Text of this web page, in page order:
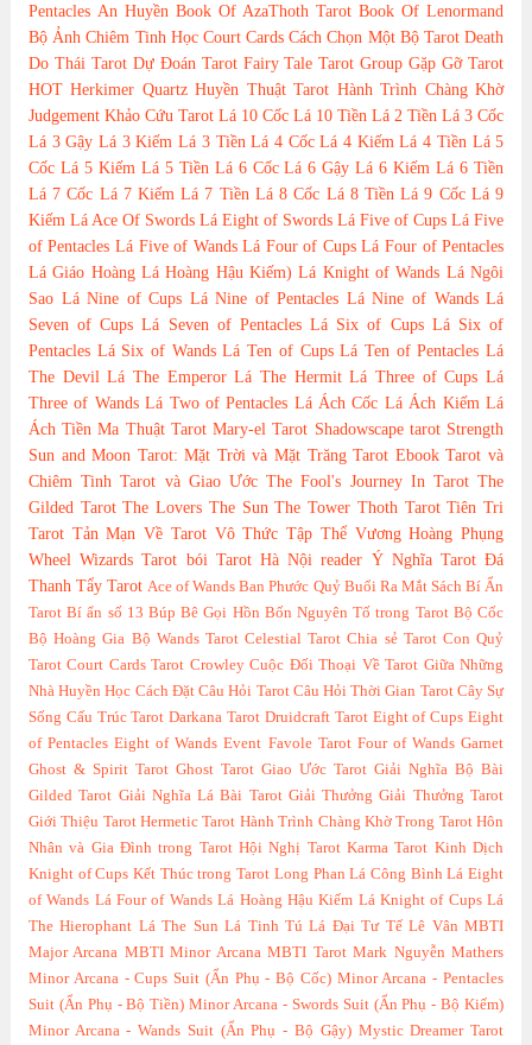
Pentacles An Huyền Book Of AzaThoth Tarot Book Of Lenormand
Bộ Ảnh Chiêm Tinh Học Court Cards Cách Chọn Một Bộ Tarot Death
Do Thái Tarot Dự Đoán Tarot Fairy Tale Tarot Group Gặp Gỡ Tarot
HOT Herkimer Quartz Huyền Thuật Tarot Hành Trình Chàng Khờ
Judgement Khảo Cứu Tarot Lá 10 Cốc Lá 10 Tiền Lá 2 Tiền Lá 3 Cốc
Lá 3 Gậy Lá 3 Kiếm Lá 3 Tiền Lá 4 Cốc Lá 4 Kiếm Lá 4 Tiền Lá 5
Cốc Lá 5 Kiếm Lá 5 Tiền Lá 6 Cốc Lá 6 Gậy Lá 6 Kiếm Lá 6 Tiền
Lá 7 Cốc Lá 7 Kiếm Lá 7 Tiền Lá 8 Cốc Lá 8 Tiền Lá 9 Cốc Lá 9
Kiếm Lá Ace Of Swords Lá Eight of Swords Lá Five of Cups Lá Five
of Pentacles Lá Five of Wands Lá Four of Cups Lá Four of Pentacles
Lá Giáo Hoàng Lá Hoàng Hậu Kiếm) Lá Knight of Wands Lá Ngôi
Sao Lá Nine of Cups Lá Nine of Pentacles Lá Nine of Wands Lá
Seven of Cups Lá Seven of Pentacles Lá Six of Cups Lá Six of
Pentacles Lá Six of Wands Lá Ten of Cups Lá Ten of Pentacles Lá
The Devil Lá The Emperor Lá The Hermit Lá Three of Cups Lá
Three of Wands Lá Two of Pentacles Lá Ách Cốc Lá Ách Kiếm Lá
Ách Tiền Ma Thuật Tarot Mary-el Tarot Shadowscape tarot Strength
Sun and Moon Tarot: Mặt Trời và Mặt Trăng Tarot Ebook Tarot và
Chiêm Tinh Tarot và Giao Ước The Fool's Journey In Tarot The
Gilded Tarot The Lovers The Sun The Tower Thoth Tarot Tiên Tri
Tarot Tản Mạn Về Tarot Vô Thức Tập Thể Vương Hoàng Phụng
Wheel Wizards Tarot bói Tarot Hà Nội reader Ý Nghĩa Tarot Đá
Thanh Tẩy Tarot Ace of Wands Ban Phước Quỷ Buổi Ra Mắt Sách Bí Ẩn
Tarot Bí ẩn số 13 Búp Bê Gọi Hồn Bốn Nguyên Tố trong Tarot Bộ Cốc
Bộ Hoàng Gia Bộ Wands Tarot Celestial Tarot Chia sẻ Tarot Con Quỷ
Tarot Court Cards Tarot Crowley Cuộc Đối Thoại Về Tarot Giữa Những
Nhà Huyền Học Cách Đặt Câu Hỏi Tarot Câu Hỏi Thời Gian Tarot Cây Sự
Sống Cấu Trúc Tarot Darkana Tarot Druidcraft Tarot Eight of Cups Eight
of Pentacles Eight of Wands Event Favole Tarot Four of Wands Garnet
Ghost & Spirit Tarot Ghost Tarot Giao Ước Tarot Giải Nghĩa Bộ Bài
Gilded Tarot Giải Nghĩa Lá Bài Tarot Giải Thưởng Giải Thưởng Tarot
Giới Thiệu Tarot Hermetic Tarot Hành Trình Chàng Khờ Trong Tarot Hôn
Nhân và Gia Đình trong Tarot Hội Nghị Tarot Karma Tarot Kinh Dịch
Knight of Cups Kết Thúc trong Tarot Long Phan Lá Công Bình Lá Eight
of Wands Lá Four of Wands Lá Hoàng Hậu Kiếm Lá Knight of Cups Lá
The Hierophant Lá The Sun Lá Tinh Tú Lá Đại Tư Tế Lê Vân MBTI
Major Arcana MBTI Minor Arcana MBTI Tarot Mark Nguyễn Mathers
Minor Arcana - Cups Suit (Ẩn Phụ - Bộ Cốc) Minor Arcana - Pentacles
Suit (Ẩn Phụ - Bộ Tiền) Minor Arcana - Swords Suit (Ẩn Phụ - Bộ Kiếm)
Minor Arcana - Wands Suit (Ẩn Phụ - Bộ Gậy) Mystic Dreamer Tarot